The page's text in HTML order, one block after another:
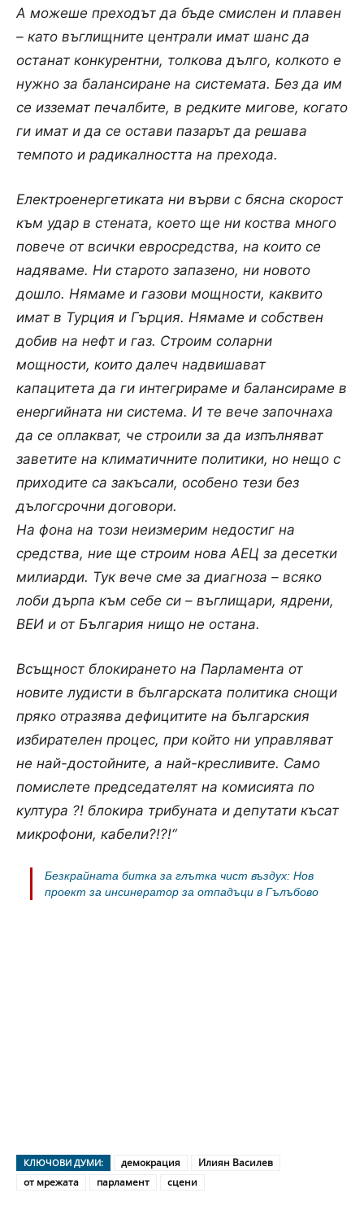
А можеше преходът да бъде смислен и плавен
– като въглищните централи имат шанс да
останат конкурентни, толкова дълго, колкото е
нужно за балансиране на системата. Без да им
се изземат печалбите, в редките мигове, когато
ги имат и да се остави пазарът да решава
темпото и радикалността на прехода.
Електроенергетиката ни върви с бясна скорост
към удар в стената, което ще ни коства много
повече от всички евросредства, на които се
надяваме. Ни старото запазено, ни новото
дошло. Нямаме и газови мощности, каквито
имат в Турция и Гърция. Нямаме и собствен
добив на нефт и газ. Строим соларни
мощности, които далеч надвишават
капацитета да ги интегрираме и балансираме в
енергийната ни система. И те вече започнаха
да се оплакват, че строили за да изпълняват
заветите на климатичните политики, но нещо с
приходите са закъсали, особено тези без
дълогсрочни договори.
На фона на този неизмерим недостиг на
средства, ние ще строим нова АЕЦ за десетки
милиарди. Тук вече сме за диагноза – всяко
лоби дърпа към себе си – въглищари, ядрени,
ВЕИ и от България нищо не остана.
Всъщност блокирането на Парламента от
новите лудисти в българската политика снощи
пряко отразява дефицитите на българския
избирателен процес, при който ни управляват
не най-достойните, а най-кресливите. Само
помислете председателят на комисията по
култура ?! блокира трибуната и депутати късат
микрофони, кабели?!?!“
Безкрайната битка за глътка чист въздух: Нов
проект за инсинератор за отпадъци в Гълъбово
КЛЮЧОВИ ДУМИ: демокрация
Илиян Василев
от мрежата
парламент сцени